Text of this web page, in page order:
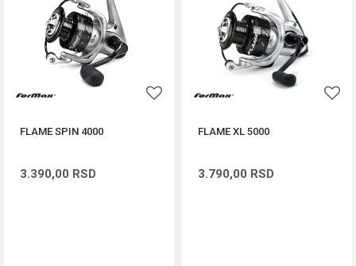
FLAME SPIN 4000
3.390,00 RSD
FLAME XL 5000
3.790,00 RSD